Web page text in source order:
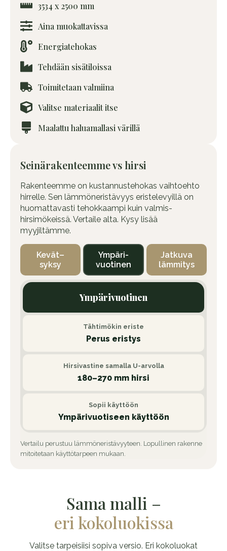
3534 x 2500 mm
Aina muokattavissa
Energiatehokas
Tehdään sisätiloissa
Toimitetaan valmiina
Valitse materiaalit itse
Maalattu haluamallasi värillä
Seinärakenteemme vs hirsi
Rakenteemme on kustannustehokas vaihtoehto
hirrelle. Sen lämmöneristävyys eristelevyillä on
huomattavasti tehokkaampi kuin valmis-
hirsimökeissä. Vertaile alta. Kysy lisää
myyjiltämme.
Kevät–
syksy
Ympäri-
vuotinen
Jatkuva
lämmitys
Ympärivuotinen
Tähtimökin eriste
Perus eristys
Hirsivastine samalla U-arvolla
180–270 mm hirsi
Sopii käyttöön
Ympärivuotiseen käyttöön
Vertailu perustuu lämmöneristävyyteen. Lopullinen rakenne
mitoitetaan käyttötarpeen mukaan.
Sama malli –
eri kokoluokissa
Valitse tarpeisiisi sopiva versio. Eri kokoluokat